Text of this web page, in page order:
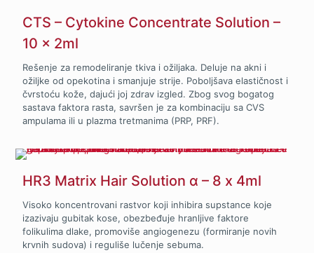
CTS – Cytokine Concentrate Solution –
10 x 2ml
Rešenje za remodeliranje tkiva i ožiljaka. Deluje na akni i
ožiljke od opekotina i smanjuje strije. Poboljšava elastičnost i
čvrstoću kože, dajući joj zdrav izgled. Zbog svog bogatog
sastava faktora rasta, savršen je za kombinaciju sa CVS
ampulama ili u plazma tretmanima (PRP, PRF).
HR3 Matrix Hair Solution α – 8 x 4ml
Visoko koncentrovani rastvor koji inhibira supstance koje
izazivaju gubitak kose, obezbeđuje hranljive faktore
folikulima dlake, promoviše angiogenezu (formiranje novih
krvnih sudova) i reguliše lučenje sebuma.